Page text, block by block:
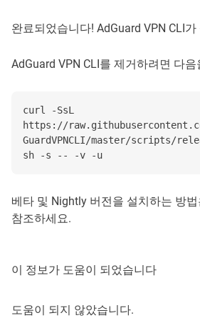
완료되었습니다! AdGuard VPN CLI
AdGuard VPN CLI를 제거하려면 다
curl -SsL
https://
GuardVPNCLI/master/scripts/
sh -s -- -v -u
베타 및 Nightly 버전을 설치하는 방법
참조하세요.
이 정보가 도움이 되었습니다
도움이 되지 않았습니다.